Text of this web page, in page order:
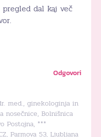
dal kaj več
Odgovori
med., ginekologinja in
nosečnice, Bolnišnica
Postojna, ***
Parmova 53, Ljubljana